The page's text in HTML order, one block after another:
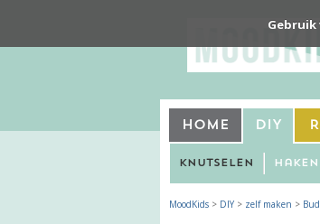
Home DIY
Knutselen
MoodKids > DIY > zelf maken >